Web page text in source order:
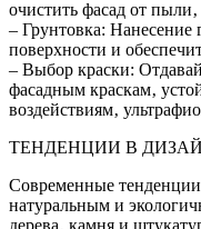
очистить фасад от
– Грунтовка: Нанесение
поверхности и
– Выбор краски:
фасадным краскам‚
воздействиям‚
ТЕНДЕНЦИИ В
Современные тенденции
натуральным и